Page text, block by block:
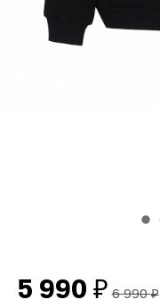
5 990 ₽ 6 990₽